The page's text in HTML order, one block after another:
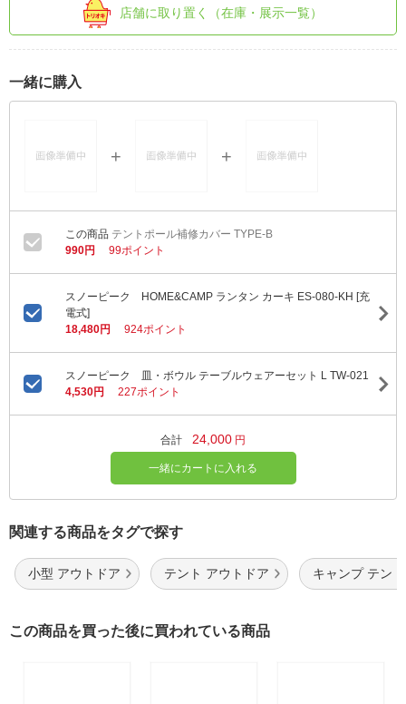
店舗に取り置く（在庫・展示一覧）
一緒に購入
テントポール補修カバー TYPE-B
990円
99ポイント
スノーピーク HOME&CAMP ランタン カーキ ES-080-KH [充
電式]
18,480円
924ポイント
スノーピーク 皿・ボウル テーブルウェアーセット L TW-021
4,530円
227ポイント
合計 24,000 円
一緒にカートに入れる
関連する商品をタグで探す
小型 アウトドア テント アウトドア キャンプ テント
この商品を買った後に買われている商品